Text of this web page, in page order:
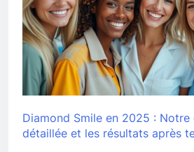
Diamond Smile en 2025 : Notre
détaillée et les résultats après